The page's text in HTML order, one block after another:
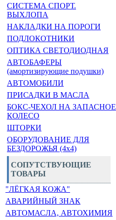
СИСТЕМА СПОРТ.
ВЫХЛОПА
НАКЛАДКИ НА ПОРОГИ
ПОДЛОКОТНИКИ
ОПТИКА СВЕТОДИОДНАЯ
АВТОБАФЕРЫ
(амортизирующие подушки)
АВТОМОБИЛИ
ПРИСАДКИ В МАСЛА
БОКС-ЧЕХОЛ НА ЗАПАСНОЕ
КОЛЕСО
ШТОРКИ
ОБОРУДОВАНИЕ ДЛЯ
БЕЗДОРОЖЬЯ (4x4)
СОПУТСТВУЮЩИЕ
ТОВАРЫ
"ЛЁГКАЯ КОЖА"
АВАРИЙНЫЙ ЗНАК
АВТОМАСЛА, АВТОХИМИЯ